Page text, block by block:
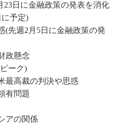
23日に金融政策の発表を消化
予定)
(先週2月5日に金融政策の発
政懸念
ーク)
最高裁の判決や思惑
有問題
アの関係